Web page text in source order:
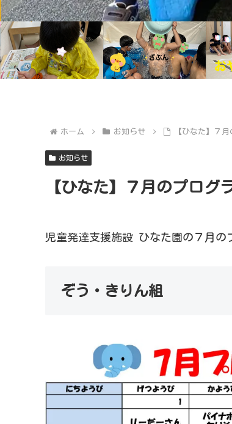
ホーム お知らせ 【ひなた】７
お知らせ
【ひなた】７月のプログ
児童発達支援施設 ひなた園の７月の
ぞう・きりん組